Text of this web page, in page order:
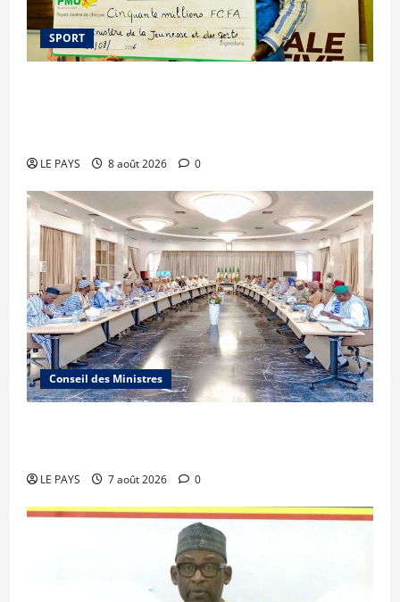
SPORT
LE PAYS 8 août 2026 0
Conseil des Ministres
LE PAYS 7 août 2026 0